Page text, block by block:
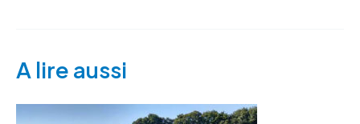
A lire aussi